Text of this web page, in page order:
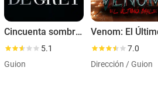
Cincuenta sombras de Grey
5.1
Guion
7.0
Dirección / Guion